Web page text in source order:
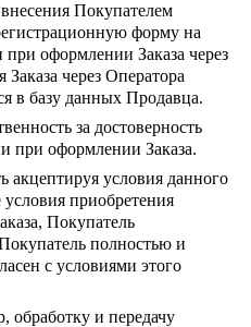
Покупателем
форму на
оформлении Заказа через
через Оператора
в базу данных Продавца.
за достоверность
при оформлении Заказа.
акцептируя условия данного
приобретения
Покупатель
полностью и
с условиями этого
обработку и передачу